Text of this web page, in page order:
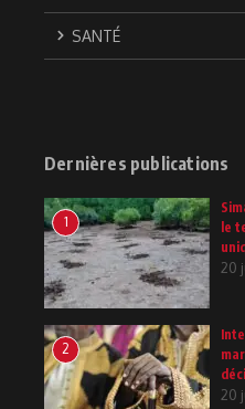
SANTÉ
Dernières publications
1
le
20
2
20